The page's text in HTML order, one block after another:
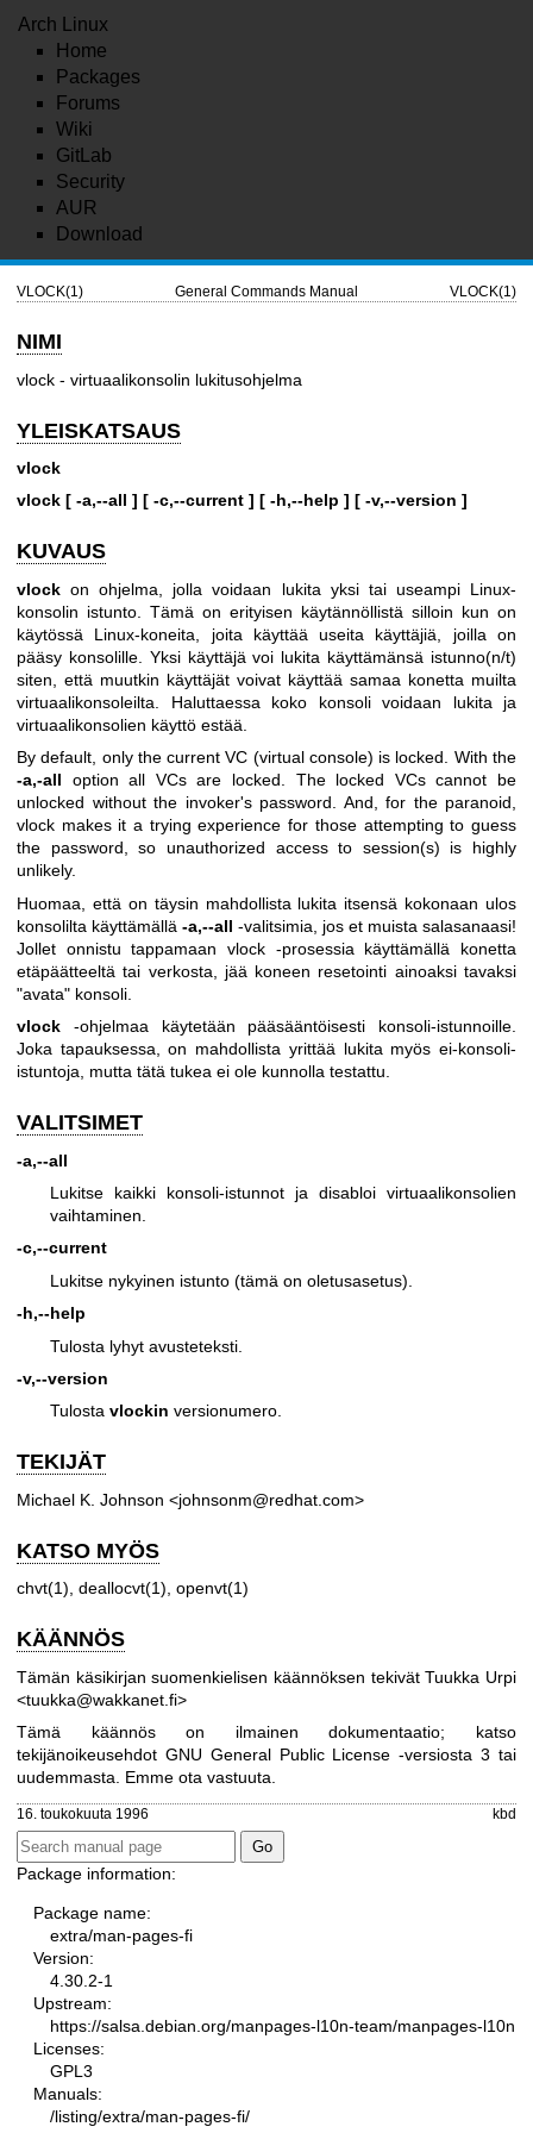
Arch Linux
Home
Packages
Forums
Wiki
GitLab
Security
AUR
Download
VLOCK(1) General Commands Manual VLOCK(1)
NIMI
vlock - virtuaalikonsolin lukitusohjelma
YLEISKATSAUS
vlock
vlock [ -a,--all ] [ -c,--current ] [ -h,--help ] [ -v,--version ]
KUVAUS
vlock on ohjelma, jolla voidaan lukita yksi tai useampi Linux-
konsolin istunto. Tämä on erityisen käytännöllistä silloin kun on
käytössä Linux-koneita, joita käyttää useita käyttäjiä, joilla on
pääsy konsolille. Yksi käyttäjä voi lukita käyttämänsä istunno(n/t)
siten, että muutkin käyttäjät voivat käyttää samaa konetta muilta
virtuaalikonsoleilta. Haluttaessa koko konsoli voidaan lukita ja
virtuaalikonsolien käyttö estää.
By default, only the current VC (virtual console) is locked. With the
-a,-all option all VCs are locked. The locked VCs cannot be
unlocked without the invoker's password. And, for the paranoid,
vlock makes it a trying experience for those attempting to guess
the password, so unauthorized access to session(s) is highly
unlikely.
Huomaa, että on täysin mahdollista lukita itsensä kokonaan ulos
konsolilta käyttämällä -a,--all -valitsimia, jos et muista salasanaasi!
Jollet onnistu tappamaan vlock -prosessia käyttämällä konetta
etäpäätteeltä tai verkosta, jää koneen resetointi ainoaksi tavaksi
"avata" konsoli.
vlock -ohjelmaa käytetään pääsääntöisesti konsoli-istunnoille.
Joka tapauksessa, on mahdollista yrittää lukita myös ei-konsoli-
istuntoja, mutta tätä tukea ei ole kunnolla testattu.
VALITSIMET
-a,--all
Lukitse kaikki konsoli-istunnot ja disabloi virtuaalikonsolien
vaihtaminen.
-c,--current
Lukitse nykyinen istunto (tämä on oletusasetus).
-h,--help
Tulosta lyhyt avusteteksti.
-v,--version
Tulosta vlockin versionumero.
TEKIJÄT
Michael K. Johnson <johnsonm@redhat.com>
KATSO MYÖS
chvt(1), deallocvt(1), openvt(1)
KÄÄNNÖS
Tämän käsikirjan suomenkielisen käännöksen tekivät Tuukka Urpi
<tuukka@wakkanet.fi>
Tämä käännös on ilmainen dokumentaatio; katso
tekijänoikeusehdot GNU General Public License -versiosta 3 tai
uudemmasta. Emme ota vastuuta.
16. toukokuuta 1996 kbd
Package information:
Package name:
extra/man-pages-fi
Version:
4.30.2-1
Upstream:
https://salsa.debian.org/manpages-l10n-team/manpages-l10n
Licenses:
GPL3
Manuals:
/listing/extra/man-pages-fi/